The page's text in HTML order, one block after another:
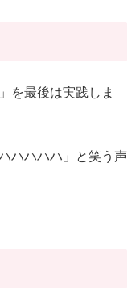
を最後は実践しま
ハハハハ」と笑う声